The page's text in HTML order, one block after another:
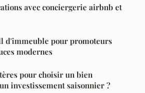
avec conciergerie airbnb et
d'immeuble pour promoteurs
modernes
pour choisir un bien
investissement saisonnier ?